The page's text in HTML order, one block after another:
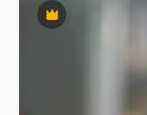
Premium